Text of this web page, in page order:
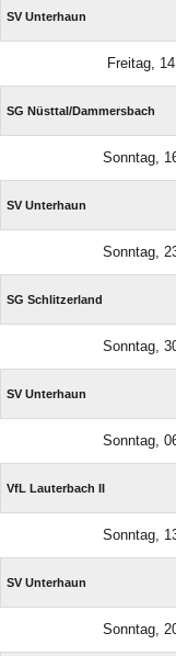
SV Unterhaun
Freitag,
SG Nüsttal/​Dammersbach
Sonntag,
SV Unterhaun
Sonntag,
SG Schlitzerland
Sonntag,
SV Unterhaun
Sonntag,
VfL Lauterbach II
Sonntag,
SV Unterhaun
Sonntag,